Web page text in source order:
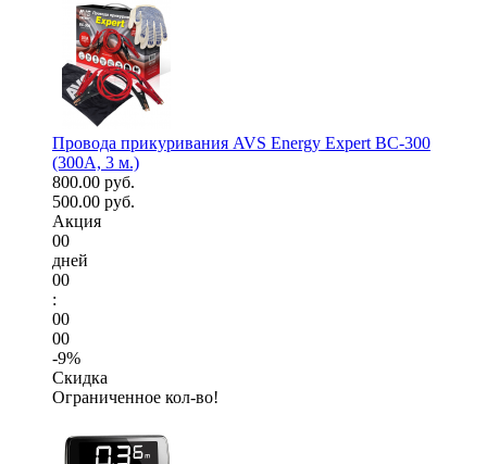
Провода прикуривания AVS Energy Expert BC-300
(300А, 3 м.)
800.00 руб.
500.00 руб.
Акция
00
дней
00
:
00
00
-9%
Скидка
Ограниченное кол-во!